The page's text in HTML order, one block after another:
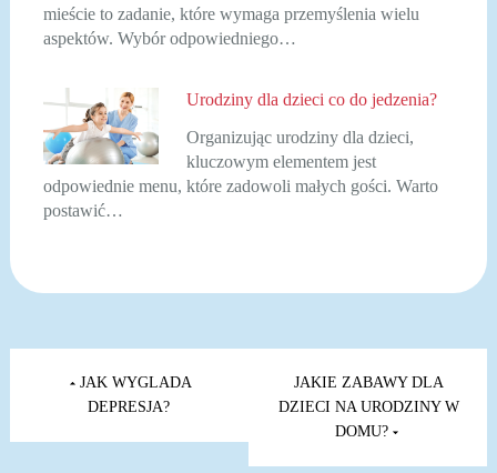
mieście to zadanie, które wymaga przemyślenia wielu
aspektów. Wybór odpowiedniego…
Urodziny dla dzieci co do jedzenia?
Organizując urodziny dla dzieci,
kluczowym elementem jest
odpowiednie menu, które zadowoli małych gości. Warto
postawić…
Nawigacja
wpisuJAK WYGLADA
DEPRESJA?
JAKIE ZABAWY DLA
DZIECI NA URODZINY W
DOMU?